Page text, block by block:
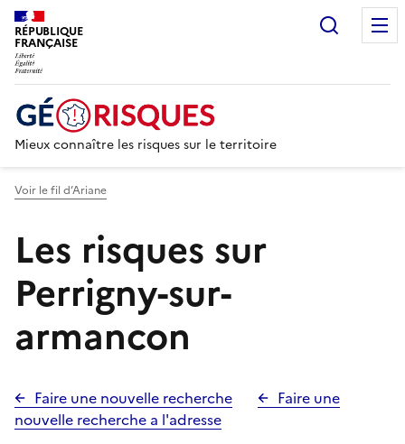
RÉPUBLIQUE
FRANÇAISE
Mieux connaître les risques sur le territoire
Voir le fil d’Ariane
Les risques sur
Perrigny-sur-
armancon
Faire une nouvelle recherche
Faire une
nouvelle recherche a l'adresse